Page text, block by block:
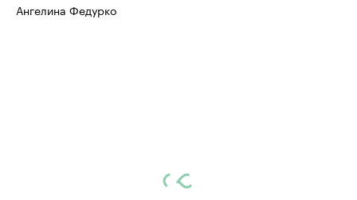
Ангелина Федурко